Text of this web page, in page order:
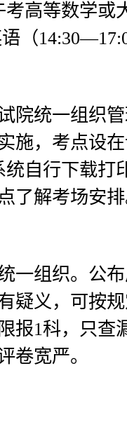
考高等数学或
（
院统一组织
施，考点设
自行下载打
了解考场安
一组织。公
疑义，可按
报1科，只查
卷宽严。